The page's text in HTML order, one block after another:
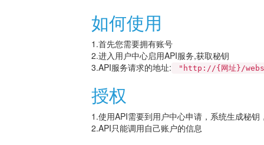
如何使用
1.首先您需要拥有账号
2.进入用户中心启用API服务,获取秘钥
3.API服务请求的地址:
"http://{网址}/
授权
1.使用API需要到用户中心申请，系统生成秘钥
2.API只能调用自己账户的信息